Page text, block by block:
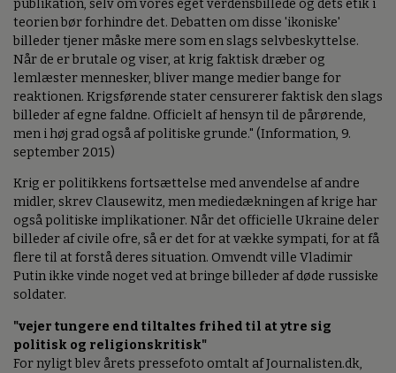
publikation, selv om vores eget verdensbillede og dets etik i
teorien bør forhindre det. Debatten om disse 'ikoniske'
billeder tjener måske mere som en slags selvbeskyttelse.
Når de er brutale og viser, at krig faktisk dræber og
lemlæster mennesker, bliver mange medier bange for
reaktionen. Krigsførende stater censurerer faktisk den slags
billeder af egne faldne. Officielt af hensyn til de pårørende,
men i høj grad også af politiske grunde." (Information, 9.
september 2015)
Krig er politikkens fortsættelse med anvendelse af andre
midler, skrev Clausewitz, men mediedækningen af krige har
også politiske implikationer. Når det officielle Ukraine deler
billeder af civile ofre, så er det for at vække sympati, for at få
flere til at forstå deres situation. Omvendt ville Vladimir
Putin ikke vinde noget ved at bringe billeder af døde russiske
soldater.
"vejer tungere end tiltaltes frihed til at ytre sig
politisk og religionskritisk"
For nyligt blev årets pressefoto omtalt af Journalisten.dk,